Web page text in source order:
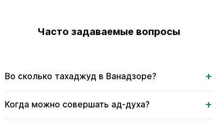
Часто задаваемые вопросы
Во сколько тахаджуд в Ванадзоре?
Когда можно совершать ад-духа?